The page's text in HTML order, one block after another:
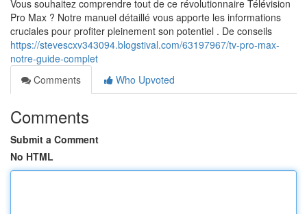
Vous souhaitez comprendre tout de ce révolutionnaire Télévision
Pro Max ? Notre manuel détaillé vous apporte les informations
cruciales pour profiter pleinement son potentiel . De conseils
https://stevescxv343094.blogstival.com/63197967/tv-pro-max-
notre-guide-complet
Comments
Who Upvoted
Comments
Submit a Comment
No HTML